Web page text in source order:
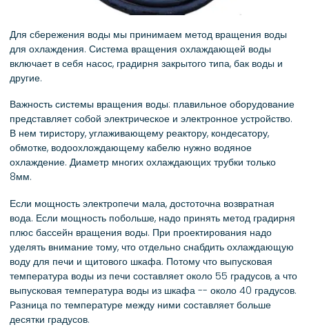
Для сбережения воды мы принимаем метод вращения воды
для охлаждения. Система вращения охлаждающей воды
включает в себя насос, градирня закрытого типа, бак воды и
другие.
Важность системы вращения воды: плавильное оборудование
представляет собой электрическое и электронное устройство.
В нем тиристору, углаживающему реактору, кондесатору,
обмотке, водоохлождающему кабелю нужно водяное
охлаждение. Диаметр многих охлаждающих трубки только
8мм.
Если мощность электропечи мала, достоточна возвратная
вода. Если мощность побольше, надо принять метод градирня
плюс бассейн вращения воды. При проектирования надо
уделять внимание тому, что отдельно снабдить охлаждающую
воду для печи и щитового шкафа. Потому что выпусковая
температура воды из печи составляет около 55 градусов, а что
выпусковая температура воды из шкафа -- около 40 градусов.
Разница по температуре между ними составляет больше
десятки градусов.